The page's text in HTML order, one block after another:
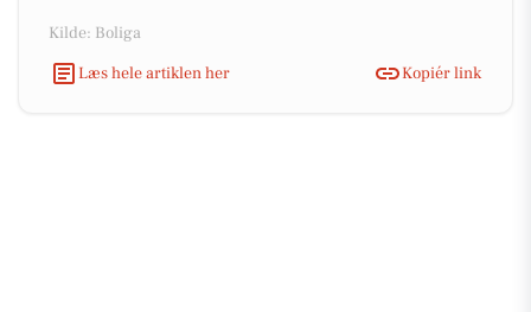
Kilde: Boliga
Læs hele artiklen her
Kopiér link